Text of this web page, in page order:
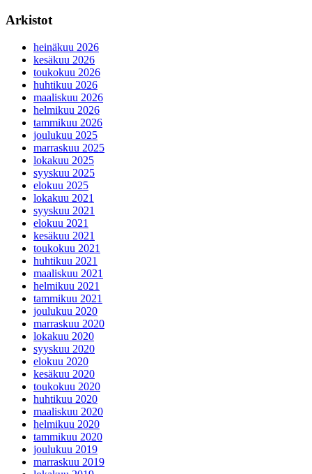
Arkistot
heinäkuu 2026
kesäkuu 2026
toukokuu 2026
huhtikuu 2026
maaliskuu 2026
helmikuu 2026
tammikuu 2026
joulukuu 2025
marraskuu 2025
lokakuu 2025
syyskuu 2025
elokuu 2025
lokakuu 2021
syyskuu 2021
elokuu 2021
kesäkuu 2021
toukokuu 2021
huhtikuu 2021
maaliskuu 2021
helmikuu 2021
tammikuu 2021
joulukuu 2020
marraskuu 2020
lokakuu 2020
syyskuu 2020
elokuu 2020
kesäkuu 2020
toukokuu 2020
huhtikuu 2020
maaliskuu 2020
helmikuu 2020
tammikuu 2020
joulukuu 2019
marraskuu 2019